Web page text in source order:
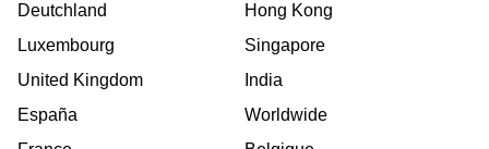
Deutchland
Luxembourg
United Kingdom
España
Hong Kong
Singapore
India
Worldwide